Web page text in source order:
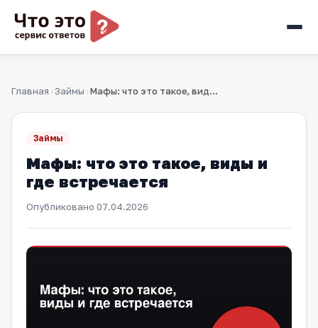
Главная › Займы › Мафы: что это такое, виды и где встречается
Займы
Мафы: что это такое, виды и
где встречается
Опубликовано 07.04.2026